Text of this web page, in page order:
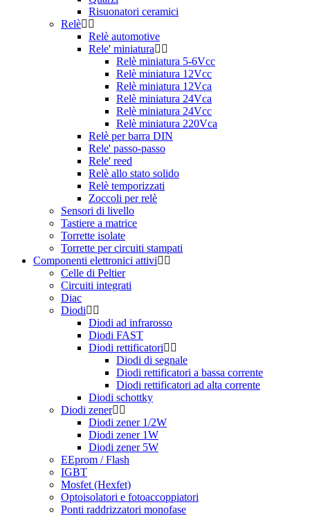
Risuonatori ceramici
Relè
Relè automotive
Rele' miniatura
Relè miniatura 5-6Vcc
Relè miniatura 12Vcc
Relè miniatura 12Vca
Relè miniatura 24Vca
Relè miniatura 24Vcc
Relè miniatura 220Vca
Relè per barra DIN
Rele' passo-passo
Rele' reed
Relè allo stato solido
Relè temporizzati
Zoccoli per relè
Sensori di livello
Tastiere a matrice
Torrette isolate
Torrette per circuiti stampati
Componenti elettronici attivi
Celle di Peltier
Circuiti integrati
Diac
Diodi
Diodi ad infrarosso
Diodi FAST
Diodi rettificatori
Diodi di segnale
Diodi rettificatori a bassa corrente
Diodi rettificatori ad alta corrente
Diodi schottky
Diodi zener
Diodi zener 1/2W
Diodi zener 1W
Diodi zener 5W
EEprom / Flash
IGBT
Mosfet (Hexfet)
Optoisolatori e fotoaccoppiatori
Ponti raddrizzatori monofase